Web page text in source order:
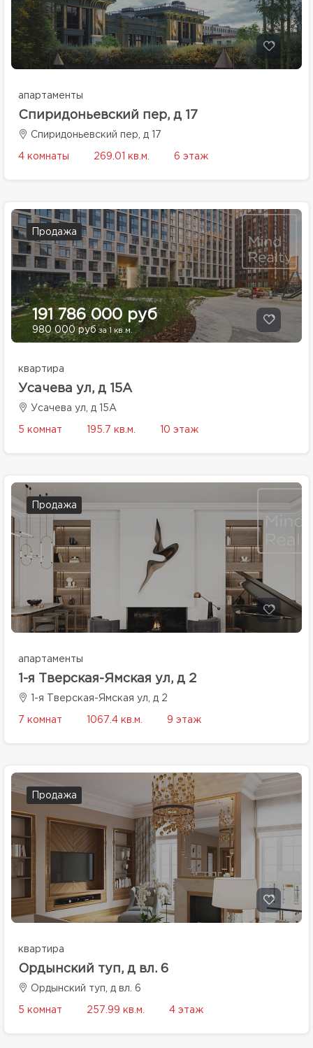
апартаменты
Спиридоньевский пер, д 17
Спиридоньевский пер, д 17
4 комнаты 269.01 кв.м. 6 этаж
Продажа
191 786 000 руб
980 000 руб за 1 кв.м.
квартира
Усачева ул, д 15А
Усачева ул, д 15А
5 комнат 195.7 кв.м. 10 этаж
Продажа
апартаменты
1-я Тверская-Ямская ул, д 2
1-я Тверская-Ямская ул, д 2
7 комнат 1067.4 кв.м. 9 этаж
Продажа
квартира
Ордынский туп, д вл. 6
Ордынский туп, д вл. 6
5 комнат 257.99 кв.м. 4 этаж